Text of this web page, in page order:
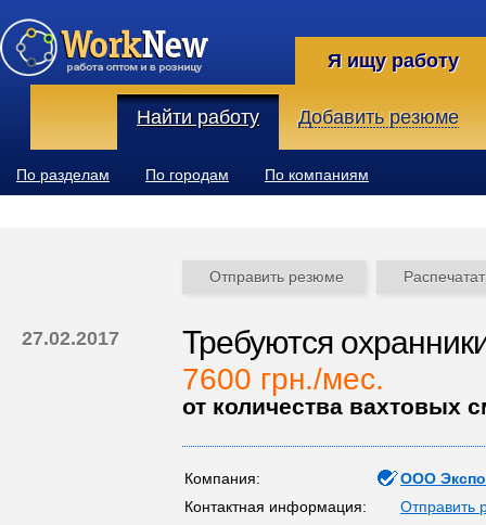
Я ищу работу
Найти работу Добавить резюме
По разделам По городам По компаниям
Отправить резюме
27.02.2017 Требуются
7600 грн./мес.
от количества вахтовых
Компания:
ООО
Контактная информация:
Отправить